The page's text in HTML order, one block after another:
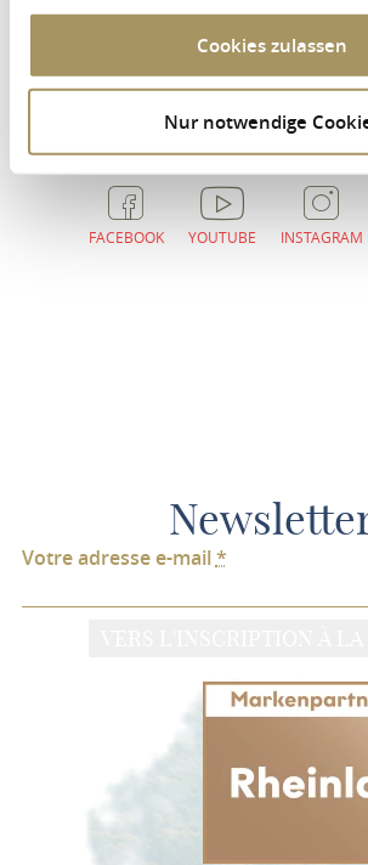
Cookies zulassen
Nur notwendige
Web :https://www.taxi-singh-
PLANIFIER L'ITINÉRAIRE
FACEBOOK YOUTUBE INSTAGRAM
Votre adresse e-mail*